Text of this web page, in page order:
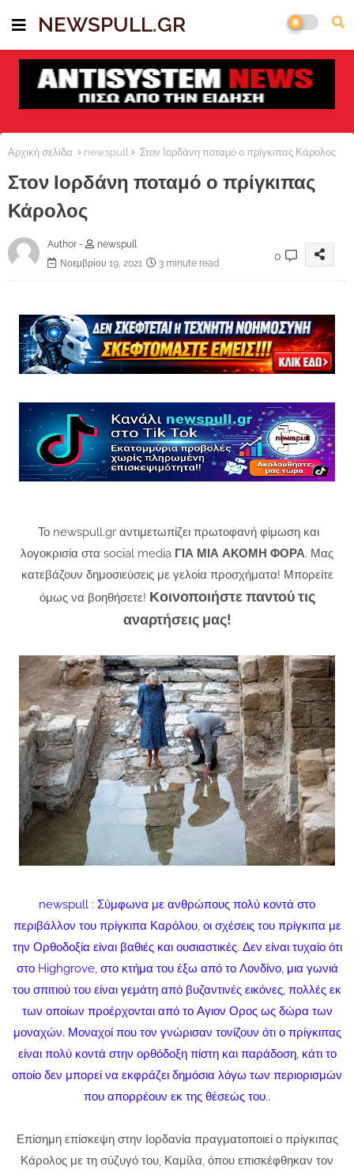
NEWSPULL.GR
Αρχική σελίδα newspull Στον Ιορδάνη ποταμό ο πρίγκιπας Κάρολος
Στον Ιορδάνη ποταμό ο πρίγκιπας
Κάρολος
Author -
newspull
Νοεμβρίου 19, 2021
3 minute read
0
Το newspull.gr αντιμετωπίζει πρωτοφανή φίμωση και
λογοκρισία στα social media ΓΙΑ ΜΙΑ ΑΚΟΜΗ ΦΟΡΑ. Μας
κατεβάζουν δημοσιεύσεις με γελοία προσχήματα! Μπορείτε
όμως να βοηθήσετε! Κοινοποιήστε παντού τις
αναρτήσεις μας!
newspull : Σύμφωνα με ανθρώπους πολύ κοντά στο
περιβάλλον του πρίγκιπα Καρόλου, οι σχέσεις του πρίγκιπα με
την Ορθοδοξία είναι βαθιές και ουσιαστικές. Δεν είναι τυχαίο ότι
στο Highgrove, στο κτήμα του έξω από το Λονδίνο, μια γωνιά
του σπιτιού του είναι γεμάτη από βυζαντινές εικόνες, πολλές εκ
των οποίων προέρχονται από το Αγιον Ορος ως δώρα των
μοναχών. Μοναχοί που τον γνώρισαν τονίζουν ότι ο πρίγκιπας
είναι πολύ κοντά στην ορθόδοξη πίστη και παράδοση, κάτι το
οποίο δεν μπορεί να εκφράζει δημόσια λόγω των περιορισμών
που απορρέουν εκ της θέσεώς του..
Επίσημη επίσκεψη στην Ιορδανία πραγματοποιεί ο πρίγκιπας
Κάρολος με τη σύζυγό του, Καμίλα, όπου επισκέφθηκαν τον